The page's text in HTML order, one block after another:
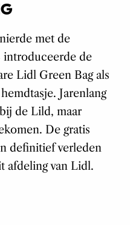
met de
introduceerde de
Lidl Green Bag als
Jarenlang
de Lild, maar
De gratis
definitief verleden
afdeling van Lidl.